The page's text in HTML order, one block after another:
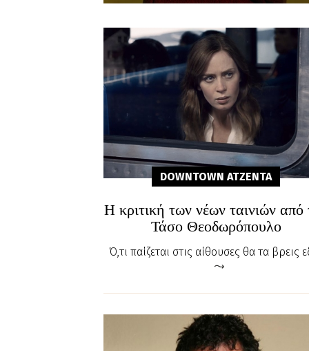
DOWNTOWN ΑΤΖΕΝΤΑ
Η κριτική των νέων ταινιών από
Τάσο Θεοδωρόπουλο
Ό,τι παίζεται στις αίθουσες θα τα βρεις